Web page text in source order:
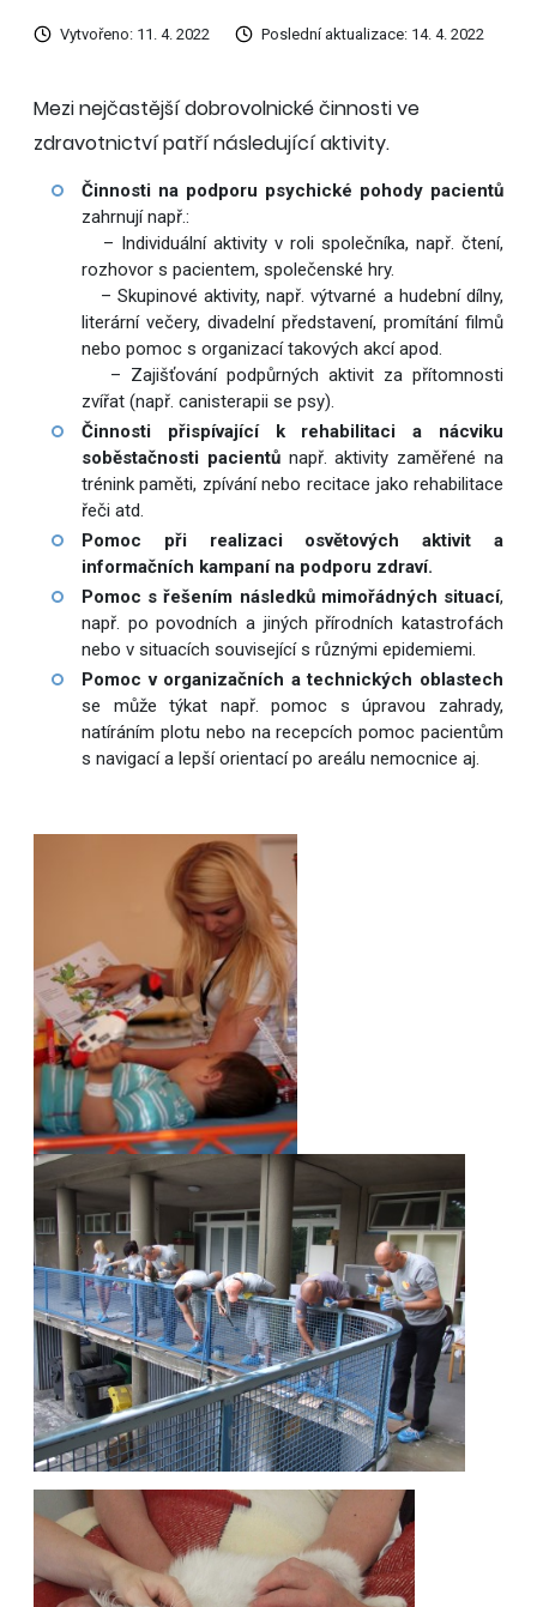
Vytvořeno: 11. 4. 2022 Poslední aktualizace: 14. 4. 2022
Mezi nejčastější dobrovolnické činnosti ve
zdravotnictví patří následující aktivity.
Činnosti na podporu psychické pohody pacientů
zahrnují např.:
– Individuální aktivity v roli společníka, např. čtení,
rozhovor s pacientem, společenské hry.
– Skupinové aktivity, např. výtvarné a hudební dílny,
literární večery, divadelní představení, promítání filmů
nebo pomoc s organizací takových akcí apod.
– Zajišťování podpůrných aktivit za přítomnosti
zvířat (např. canisterapii se psy).
Činnosti přispívající k rehabilitaci a nácviku
soběstačnosti pacientůnapř. aktivity zaměřené na
trénink paměti, zpívání nebo recitace jako rehabilitace
řeči atd.
Pomoc při realizaci osvětových aktivit a
informačních kampaní na podporu zdraví.
Pomoc s řešením následků mimořádných situací,
např. po povodních a jiných přírodních katastrofách
nebo v situacích související s různými epidemiemi.
Pomoc v organizačních a technických oblastech
se může týkat např. pomoc s úpravou zahrady,
natíráním plotu nebo na recepcích pomoc pacientům
s navigací a lepší orientací po areálu nemocnice aj.